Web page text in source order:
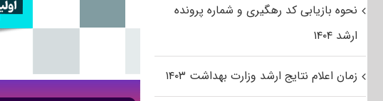
نحوه بازیابی کد رهگیری و شماره پرونده
ارشد ۱۴۰۴
زمان اعلام نتایج ارشد وزارت بهداشت ۱۴۰۳